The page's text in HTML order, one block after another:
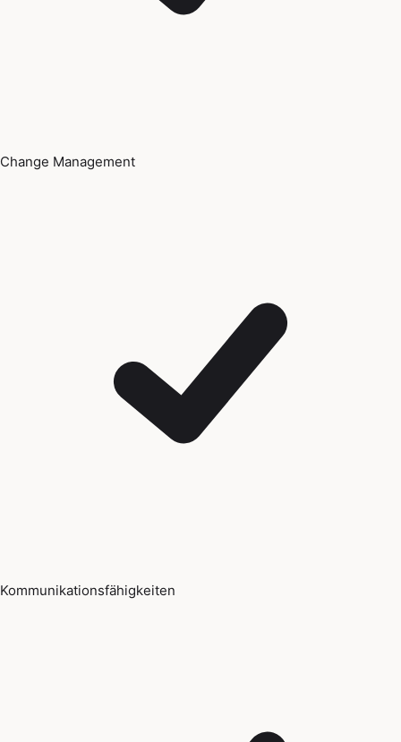
Change Management
Kommunikationsfähigkeiten